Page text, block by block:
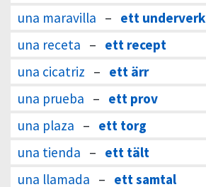
una maravilla – ett underverk
una receta – ett recept
una cicatriz – ett ärr
una prueba – ett prov
una plaza – ett torg
una tienda – ett tält
una llamada – ett samtal